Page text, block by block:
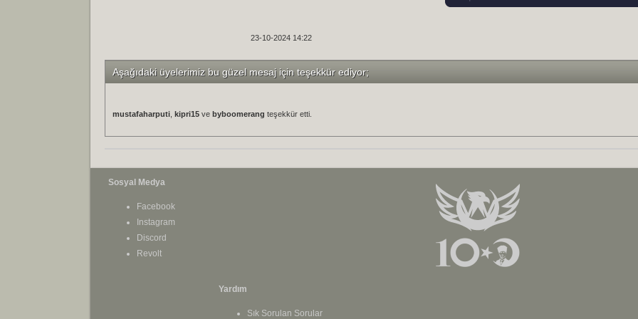
23-10-2024 14:22
Aşağıdaki üyelerimiz bu güzel mesaj için teşekkür ediyor;
mustafaharputi kipri15 ve byboomerang teşekkür etti.
Sosyal Medya
Facebook
Instagram
Discord
Revolt
Yardım
Sık Sorulan Sorular